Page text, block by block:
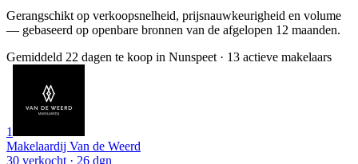
Gerangschikt op verkoopsnelheid, prijsnauwkeurigheid en volume
— gebaseerd op openbare bronnen van de afgelopen 12 maanden.
Gemiddeld 22 dagen te koop in Nunspeet · 13 actieve makelaars
1
Makelaardij Van de Weerd
30 verkocht · 26 dgn